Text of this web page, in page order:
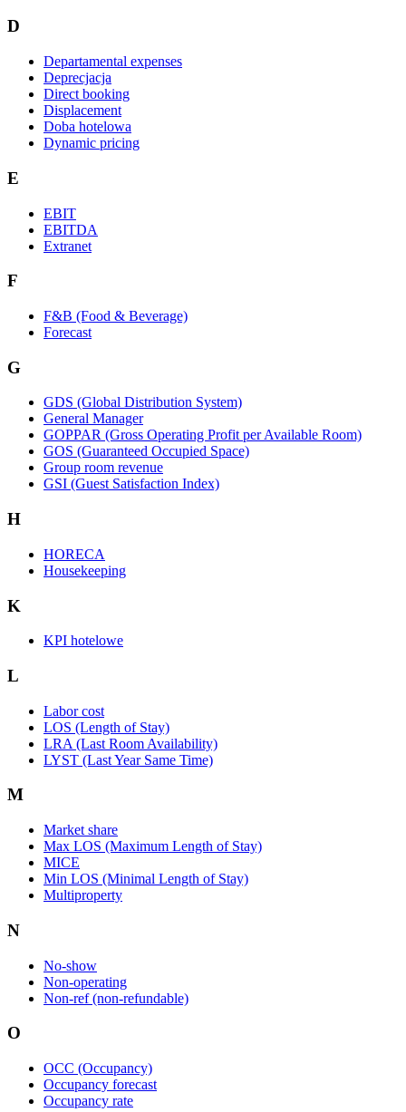
D
Departamental expenses
Deprecjacja
Direct booking
Displacement
Doba hotelowa
Dynamic pricing
E
EBIT
EBITDA
Extranet
F
F&B (Food & Beverage)
Forecast
G
GDS (Global Distribution System)
General Manager
GOPPAR (Gross Operating Profit per Available Room)
GOS (Guaranteed Occupied Space)
Group room revenue
GSI (Guest Satisfaction Index)
H
HORECA
Housekeeping
K
KPI hotelowe
L
Labor cost
LOS (Length of Stay)
LRA (Last Room Availability)
LYST (Last Year Same Time)
M
Market share
Max LOS (Maximum Length of Stay)
MICE
Min LOS (Minimal Length of Stay)
Multiproperty
N
No-show
Non-operating
Non-ref (non-refundable)
O
OCC (Occupancy)
Occupancy forecast
Occupancy rate